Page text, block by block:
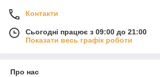
Контакти
Сьогодні працює з 09:00 до 21:00
Показати весь графік роботи
Про нас